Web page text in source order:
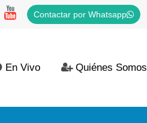
Contactar por Whatsapp
En Vivo Quiénes Somos